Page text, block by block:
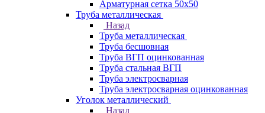
Арматурная сетка 50х50
Труба металлическая
Назад
Труба металлическая
Труба бесшовная
Труба ВГП оцинкованная
Труба стальная ВГП
Труба электросварная
Труба электросварная оцинкованная
Уголок металлический
Назад